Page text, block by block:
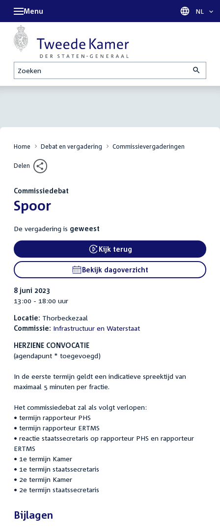
Zoeken
Menu Taal
NL
Home Debat en vergadering Commissievergaderingen
Delen
Commissiedebat
:Spoor
De vergadering is geweest
Kijk terug
Bekijk dagoverzicht
8 juni 2023
13:00 - 18:00 uur
Locatie: Thorbeckezaal
Commissie: Infrastructuur en Waterstaat
HERZIENE CONVOCATIE
(agendapunt * toegevoegd)
In de eerste termijn geldt een indicatieve spreektijd van
maximaal 5 minuten per fractie.
Het commissiedebat zal als volgt verlopen:
• termijn rapporteur PHS
• termijn rapporteur ERTMS
• reactie staatssecretaris op rapporteur PHS en rapporteur
ERTMS
• 1e termijn Kamer
• 1e termijn staatssecretaris
• 2e termijn Kamer
• 2e termijn staatssecretaris
Bijlagen